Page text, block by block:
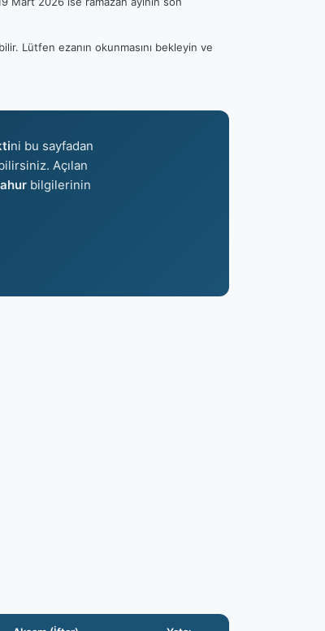
Lütfen ezanın okunmasını bekleyin ve
ni bu sayfadan
Açılan
bilgilerinin